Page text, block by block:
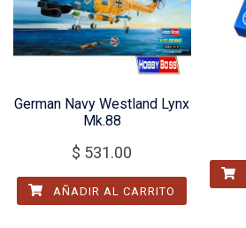
German Navy Westland Lynx
Mk.88
$ 531.00
AÑADIR AL CARRITO